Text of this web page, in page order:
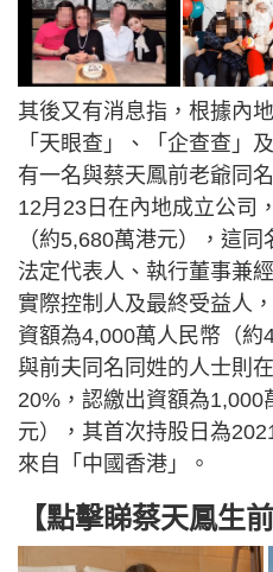
其後又有消息指，根據內
「天眼查」、「企查查」
有一名與蔡天鳳前老爺同
12月23日在內地成立公司
（約5,680萬港元），這
法定代表人、執行董事兼
實際控制人及最終受益人
資額為4,000萬人民幣（約
與前夫同名同姓的人士則
20%，認繳出資額為
元），其首次持股日為
來自「中國香港」。
【點擊睇蔡天鳳生